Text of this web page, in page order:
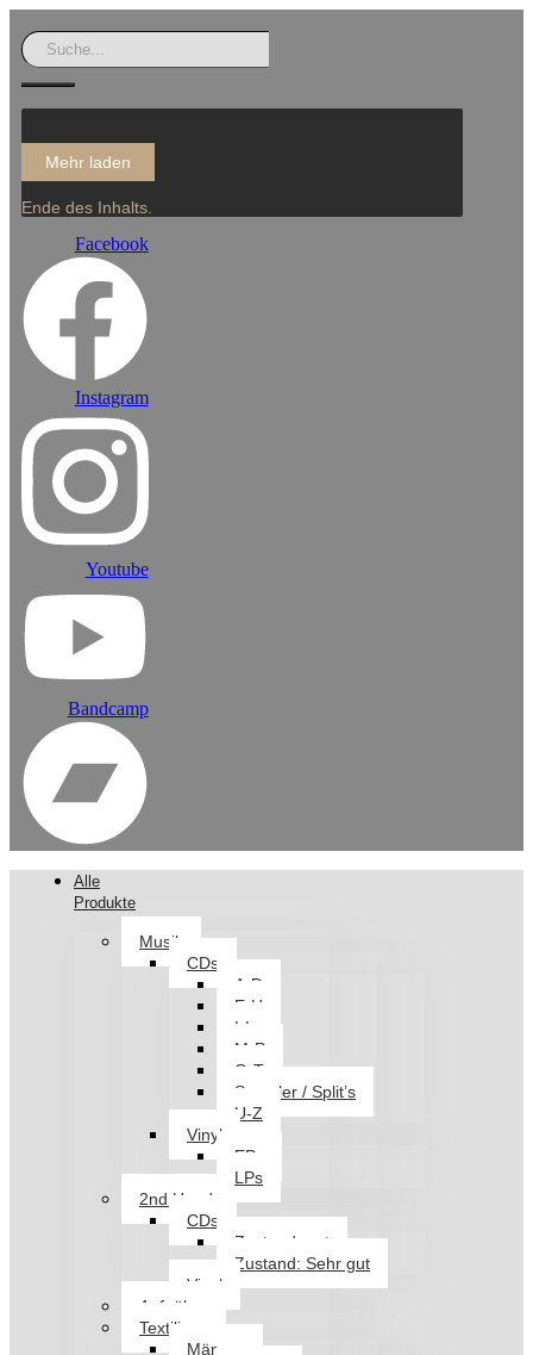
Mehr laden
Ende des Inhalts.
Facebook
Instagram
Youtube
Bandcamp
Alle
Produkte
Musik
CDs
A-D
E-H
I-L
M-P
Q-T
Sampler / Split’s
U-Z
Vinyl
EPs
LPs
2nd Hand
CDs
Zustand: gut
Zustand: Sehr gut
Vinyl
Aufnäher
Textilien
Männer